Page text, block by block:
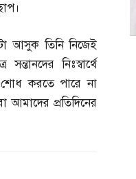
আসুক তিনি নিজেই
নিঃস্বার্থে
শোধ করতে পারে না
আমাদের প্রতিদিনের